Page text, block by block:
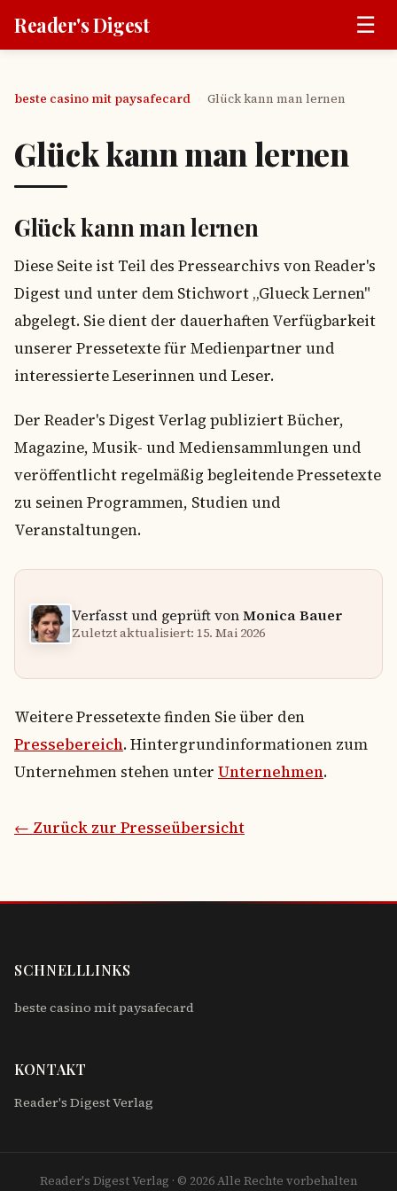
Reader's Digest ☰
beste casino mit paysafecard Glück kann man lernen
Glück kann man lernen
Glück kann man lernen
Diese Seite ist Teil des Pressearchivs von Reader's
Digest und unter dem Stichwort „Glueck Lernen"
abgelegt. Sie dient der dauerhaften Verfügbarkeit
unserer Pressetexte für Medienpartner und
interessierte Leserinnen und Leser.
Der Reader's Digest Verlag publiziert Bücher,
Magazine, Musik- und Mediensammlungen und
veröffentlicht regelmäßig begleitende Pressetexte
zu seinen Programmen, Studien und
Veranstaltungen.
Verfasst und geprüft vonMonica Bauer
Zuletzt aktualisiert: 15. Mai 2026
Weitere Pressetexte finden Sie über den
Pressebereich. Hintergrundinformationen zum
Unternehmen stehen unter Unternehmen.
← Zurück zur Presseübersicht
SCHNELLLINKS
beste casino mit paysafecard
KONTAKT
Reader's Digest Verlag
Reader's Digest Verlag · © 2026 Alle Rechte vorbehalten